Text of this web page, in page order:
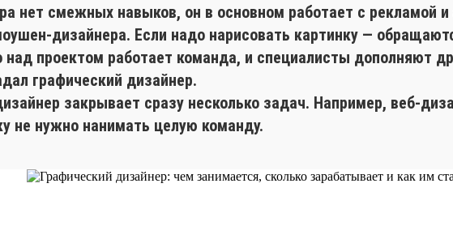
нет смежных навыков, он в основном работает с рекламой
дизайнера. Если надо нарисовать картинку —
проектом работает команда, и специалисты дополняют
графический дизайнер.
закрывает сразу несколько задач. Например, веб-
не нужно нанимать целую команду.